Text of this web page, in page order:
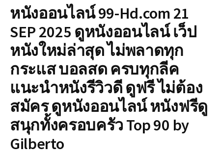
หนังออนไลน์ 99-Hd.com 21
SEP 2025 ดูหนังออนไลน์ เว็ป
หนังใหม่ล่าสุด ไม่พลาดทุก
กระแส บอลสด ครบทุกลีค
แนะนำหนังรีวิวดี ดูฟรี ไม่ต้อง
สมัคร ดูหนังออนไลน์ หนังฟรีดู
สนุกทั้งครอบครัว Top 90 by
Gilberto